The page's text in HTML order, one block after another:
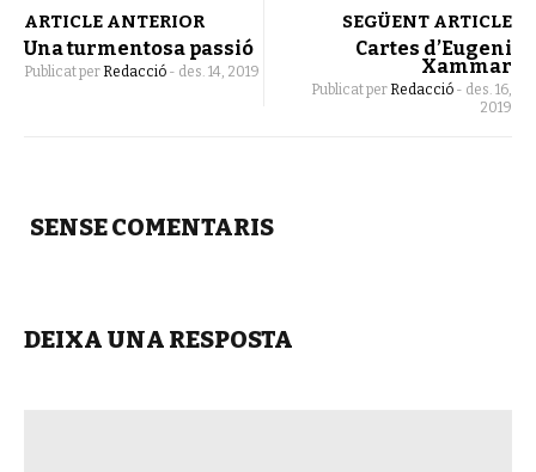
ARTICLE ANTERIOR
Una turmentosa passió
Publicat per Redacció - des. 14, 2019
SEGÜENT ARTICLE
Cartes d’Eugeni
Xammar
Publicat per Redacció - des. 16,
2019
SENSE COMENTARIS
DEIXA UNA RESPOSTA